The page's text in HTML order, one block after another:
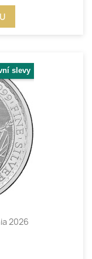
slevy
2026